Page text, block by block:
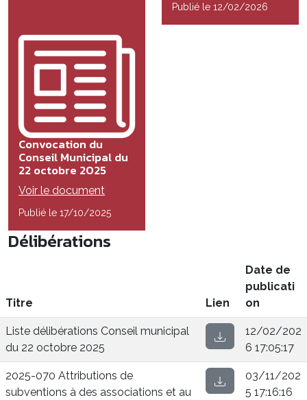
Publié le 12/02/2026
Convocation du
Conseil Municipal du
22 octobre 2025
Voir le document
Publié le 17/10/2025
Délibérations
Titre Lien
Date de
publicati
on
Liste délibérations Conseil municipal
du 22 octobre 2025
12/02/202
6 17:05:17
2025-070 Attributions de
subventions à des associations et au
03/11/202
5 17:16:16